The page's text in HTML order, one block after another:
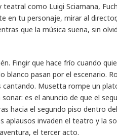
como Luigi Sciamana,
en tu personaje, mirar al
que la música suena, sin
Fingir que hace frío cuando
blanco pasan por el escenario.
Musetta rompe un
es el anuncio de que el
hacia el segundo piso dentro
aplausos invaden el teatro y la
el tercer acto.